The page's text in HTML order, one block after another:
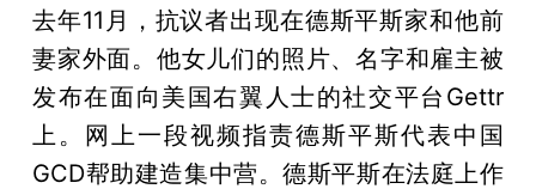
去年11月，抗议者出现在德斯平斯家和他前
妻家外面。他女儿们的照片、名字和雇主被
发布在面向美国右翼人士的社交平台Gettr
上。网上一段视频指责德斯平斯代表中国
GCD帮助建造集中营。德斯平斯在法庭上作